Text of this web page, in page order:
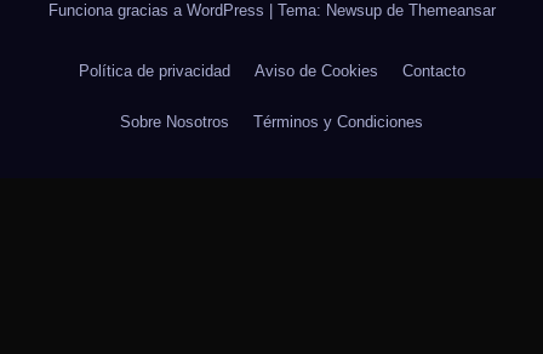
Funciona gracias a WordPress Tema: Newsup de Themeansar
Política de privacidad Aviso de Cookies Contacto
Sobre Nosotros Términos y Condiciones